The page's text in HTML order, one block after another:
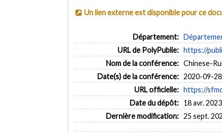
Un lien externe est disponible pour ce
Département:
URL de PolyPublie: https://
Nom de la conférence: Chinese-
Date(s) de la conférence: 2020-09-
URL officielle: https://
Date du dépôt: 18 avr.
Dernière modification: 25 sept.